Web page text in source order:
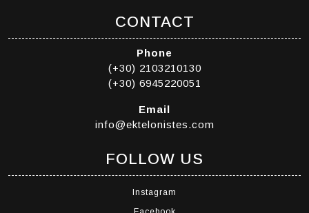
CONTACT
Phone
(+30) 2103210130
(+30) 6945220051
Email
info@ektelonistes.com
FOLLOW US
Instagram